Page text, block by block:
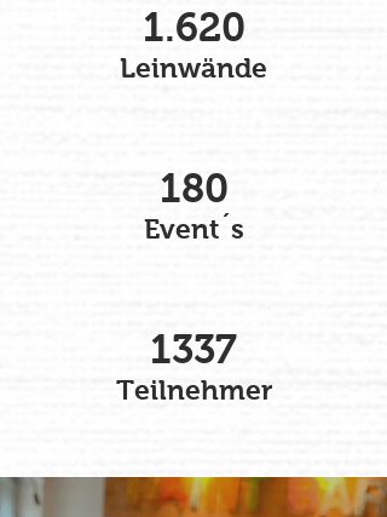
1.620
Leinwände
180
Event´s
1337
Teilnehmer